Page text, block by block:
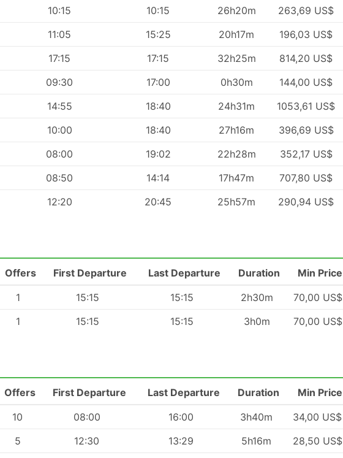
10:15 10:15 26h20m
263,69 US$
11:05 15:25 20h17m
196,03 US$
17:15 17:15 32h25m
814,20 US$
09:30 17:00 0h30m
144,00 US$
14:55 18:40 24h31m
1053,61 US$
10:00 18:40 27h16m
396,69 US$
08:00 19:02 22h28m
352,17 US$
08:50 14:14 17h47m
707,80 US$
12:20 20:45 25h57m 290,94 US$
Offers First Departure Last Departure Duration Min Price
1 15:15 15:15 2h30m
70,00 US$
1 15:15 15:15 3h0m 70,00 US$
Offers First Departure Last Departure Duration Min Price
10 08:00 16:00 3h40m 34,00 US$
5 12:30 13:29 5h16m 28,50 US$